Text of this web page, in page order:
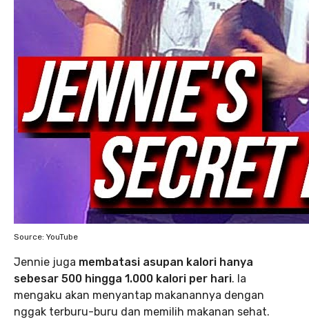
Source: YouTube
Jennie juga membatasi asupan kalori hanya
sebesar 500 hingga 1.000 kalori per hari. Ia
mengaku akan menyantap makanannya dengan
nggak terburu-buru dan memilih makanan sehat.